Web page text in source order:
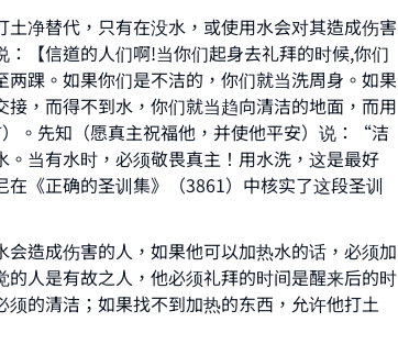
土净替代，只有在没水，或使用水会对其造成伤害
：【信道的人们啊!当你们起身去礼拜的时候,你们
两踝。如果你们是不洁的，你们就当洗周身。如果
接，而得不到水，你们就当趋向清洁的地面，而用
）。先知（愿真主祝福他，并使他平安）说：“洁
。当有水时，必须敬畏真主！用水洗，这是最好
《正确的圣训集》（3861）中核实了这段圣训
会造成伤害的人，如果他可以加热水的话，必须加
人是有故之人，他必须礼拜的时间是醒来后的时
的清洁；如果找不到加热的东西，允许他打土
of lives with your
today
crucial for our mission.